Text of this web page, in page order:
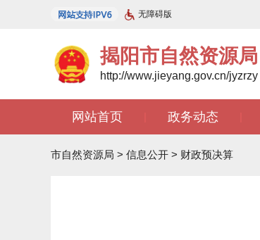
无障碍版
揭阳市自然资源局
http://www.jieyang.gov.cn/jyzrzy
网站首页 政务动态
市自然资源局 > 信息公开 > 财政预决算